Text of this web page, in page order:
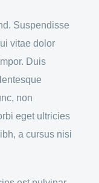
Suspendisse
vitae dolor
Duis
non
eget ultricies
a cursus nisi